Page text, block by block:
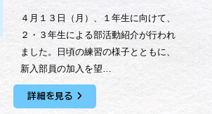
４月１３日（月）、１年生に向けて、
２・３年生による部活動紹介が行われ
ました。日頃の練習の様子とともに、
新入部員の加入を望…
詳細を見る